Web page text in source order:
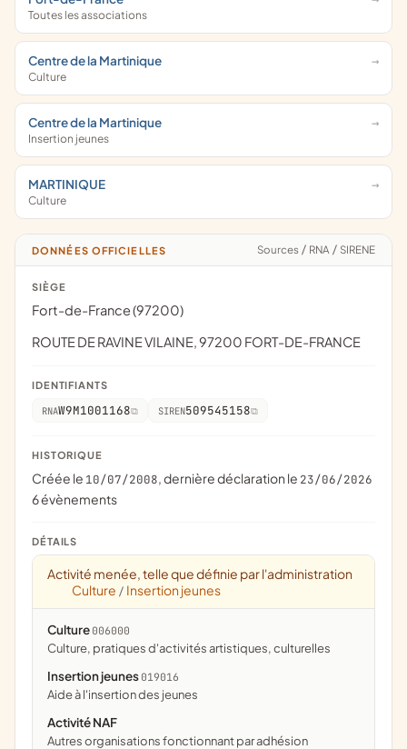
Toutes les associations
Centre de la Martinique
Culture
Centre de la Martinique
Insertion jeunes
MARTINIQUE
Culture
DONNÉES OFFICIELLES Sources / RNA / SIRENE
SIÈGE
Fort-de-France (97200)
ROUTE DE RAVINE VILAINE, 97200 FORT-DE-FRANCE
IDENTIFIANTS
RNAW9M1001168 SIREN509545158
HISTORIQUE
Créée le 10/07/2008, dernière déclaration le 23/06/2026
6 évènements
DÉTAILS
Activité menée, telle que définie par l'administration
Culture / Insertion jeunes
Culture 006000
culture, pratiques d'activités artistiques, culturelles
Insertion jeunes 019016
aide à l'insertion des jeunes
Activité NAF
Autres organisations fonctionnant par adhésion